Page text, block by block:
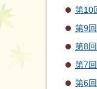
第10
第9
第8
第7
第6